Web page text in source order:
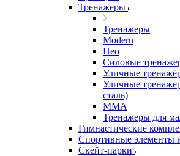
Тренажеры
Тренажеры
Modern
Нео
Силовые
Уличные
Уличные
сталь)
ММА
Тренажеры для
Гимнастические
Спортивные элементы
Скейт-парки